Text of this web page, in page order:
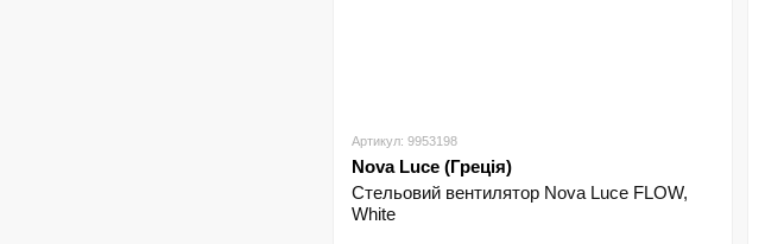
Артикул: 9953198
Nova Luce (Греція)
Стельовий вентилятор Nova Luce FLOW,
White